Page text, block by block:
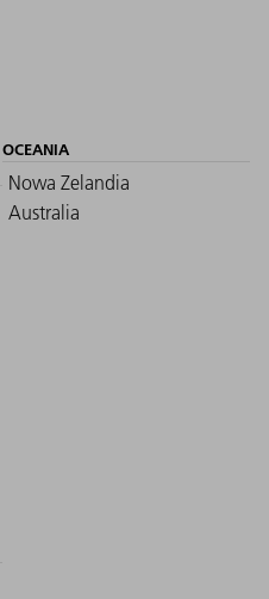
OCEANIA
Nowa Zelandia
Australia